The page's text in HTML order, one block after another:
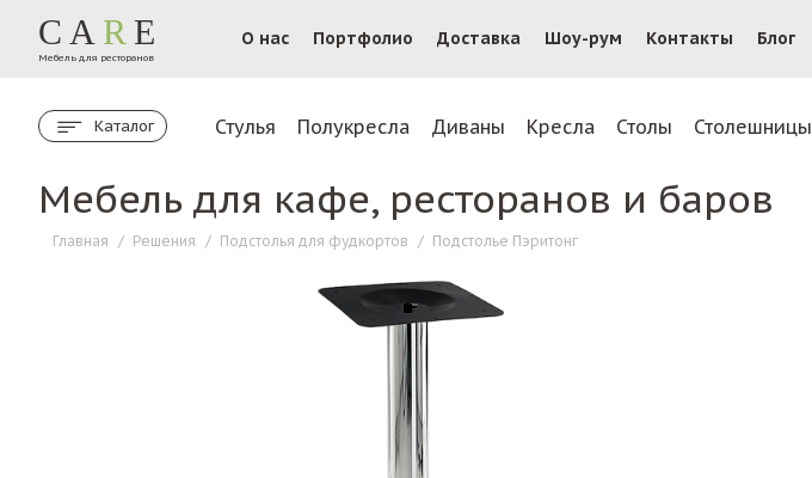
CA R E
Мебель для ресторанов
О нас Портфолио Доставка Шоу-рум Контакты Блог
Каталог Стулья Полукресла Диваны Кресла Столы Столешницы
Мебель для кафе, ресторанов и баров
Главная / Решения / Подстолья для фудкортов / Подстолье Пэритонг